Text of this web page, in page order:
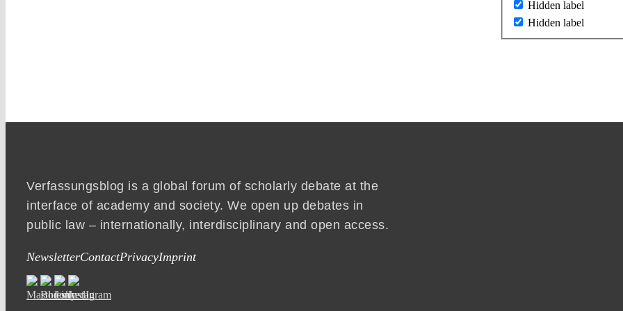
Hidden label
Hidden label
Verfassungsblog is a global forum of scholarly debate at the
interface of academy and society. We open up debates in
public law – internationally, interdisciplinary and open access.
NewsletterContactPrivacyImprint